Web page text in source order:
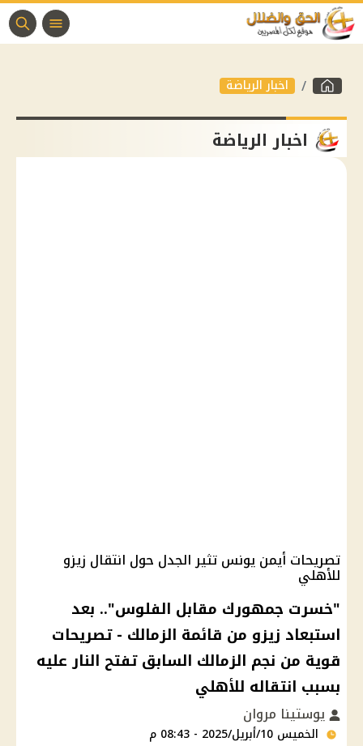
اخبار الرياضة
اخبار الرياضة
تصريحات أيمن يونس تثير الجدل حول انتقال زيزو
للأهلي
"خسرت جمهورك مقابل الفلوس".. بعد
استبعاد زيزو من قائمة الزمالك - تصريحات
قوية من نجم الزمالك السابق تفتح النار عليه
بسبب انتقاله للأهلي
يوستينا مروان
الخميس 10/أبريل/2025 - 08:43 م